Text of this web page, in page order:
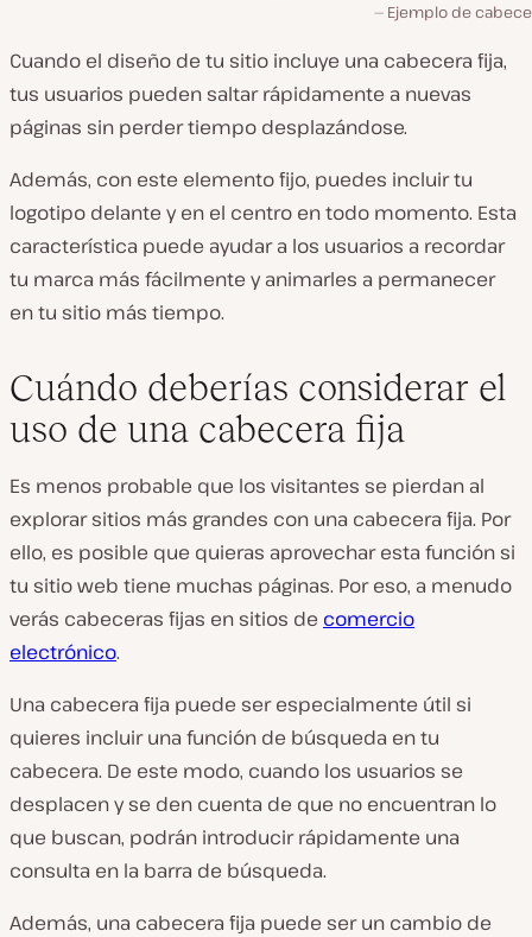
Ejemplo de
Cuando el diseño de tu sitio incluye una cabecera fija,
tus usuarios pueden saltar rápidamente a nuevas
páginas sin perder tiempo desplazándose.
Además, con este elemento fijo, puedes incluir tu
logotipo delante y en el centro en todo momento. Esta
característica puede ayudar a los usuarios a recordar
tu marca más fácilmente y animarles a permanecer
en tu sitio más tiempo.
Cuándo deberías considerar el
uso de una cabecera fija
Es menos probable que los visitantes se pierdan al
explorar sitios más grandes con una cabecera fija. Por
ello, es posible que quieras aprovechar esta función si
tu sitio web tiene muchas páginas. Por eso, a menudo
verás cabeceras fijas en sitios de comercio
electrónico.
Una cabecera fija puede ser especialmente útil si
quieres incluir una función de búsqueda en tu
cabecera. De este modo, cuando los usuarios se
desplacen y se den cuenta de que no encuentran lo
que buscan, podrán introducir rápidamente una
consulta en la barra de búsqueda.
Además, una cabecera fija puede ser un cambio de